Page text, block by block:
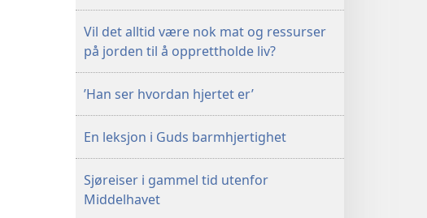
Vil det alltid være nok mat og ressurser
på jorden til å opprettholde liv?
’Han ser hvordan hjertet er’
En leksjon i Guds barmhjertighet
Sjøreiser i gammel tid utenfor
Middelhavet